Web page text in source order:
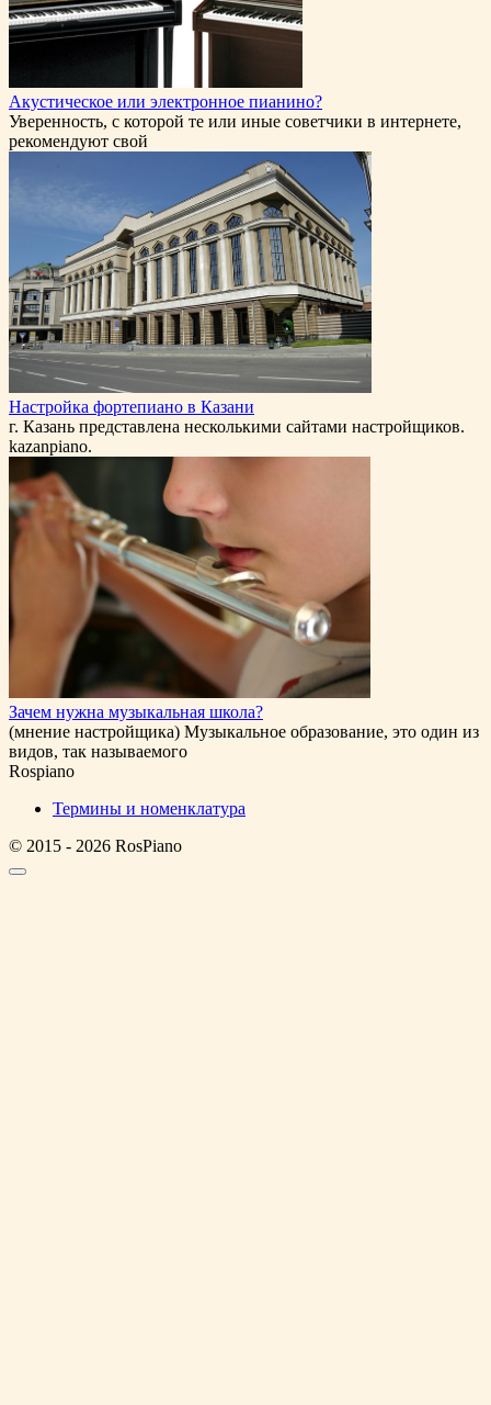
Акустическое или электронное пианино?
Уверенность, с которой те или иные советчики в интернете,
рекомендуют свой
Настройка фортепиано в Казани
г. Казань представлена несколькими сайтами настройщиков.
kazanpiano.
Зачем нужна музыкальная школа?
(мнение настройщика) Музыкальное образование, это один из
видов, так называемого
Rospiano
Термины и номенклатура
© 2015 - 2026 RosPiano